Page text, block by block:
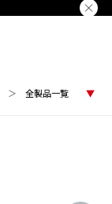
＞ 全製品一覧